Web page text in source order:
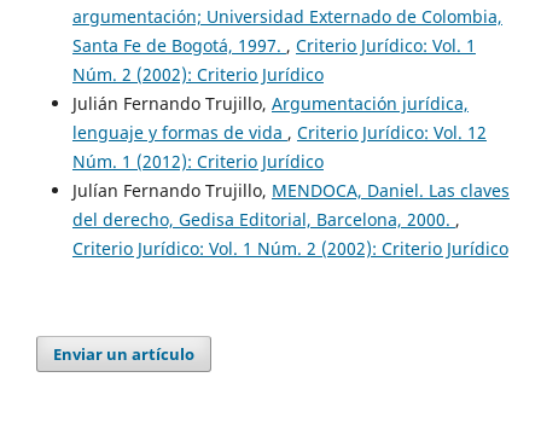
argumentación; Universidad Externado de Colombia,
Santa Fe de Bogotá, 1997. , Criterio Jurídico: Vol. 1
Núm. 2 (2002): Criterio Jurídico
Julián Fernando Trujillo, Argumentación jurídica,
lenguaje y formas de vida , Criterio Jurídico: Vol. 12
Núm. 1 (2012): Criterio Jurídico
Julían Fernando Trujillo, MENDOCA, Daniel. Las claves
del derecho, Gedisa Editorial, Barcelona, 2000. ,
Criterio Jurídico: Vol. 1 Núm. 2 (2002): Criterio Jurídico
Enviar un artículo